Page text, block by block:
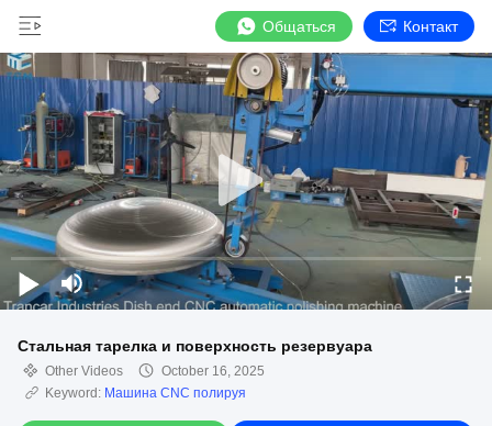
Общаться Контакт
Стальная тарелка и поверхность резервуара
Other Videos
October 16, 2025
Keyword: Машина CNC полируя